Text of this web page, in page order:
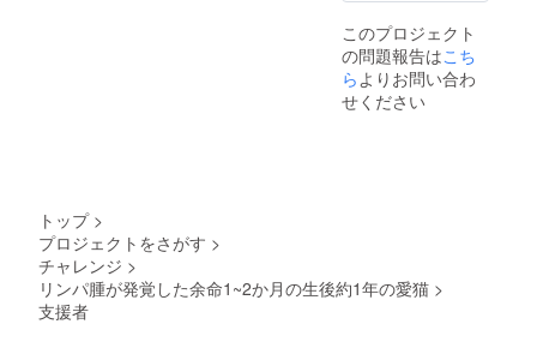
このプロジェクト
の問題報告はこち
らよりお問い合わ
せください
トップ >
プロジェクトをさがす >
チャレンジ >
リンパ腫が発覚した余命1~2か月の生後約1年の愛猫 >
支援者